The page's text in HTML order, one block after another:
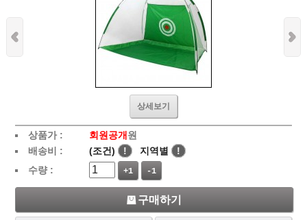
상세보기
상품가 : 회원공개 원
배송비 :
(조건) ! 지역별
!
수량 :
+1 -1
구매하기